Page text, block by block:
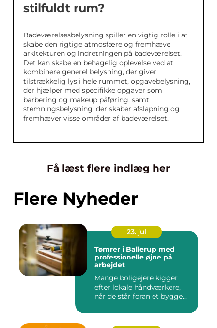
stilfuldt rum?
Badeværelsesbelysning spiller en vigtig rolle i at
skabe den rigtige atmosfære og fremhæve
arkitekturen og indretningen på badeværelset.
Det kan skabe en behagelig oplevelse ved at
kombinere generel belysning, der giver
tilstrækkelig lys i hele rummet, opgavebelysning,
der hjælper med specifikke opgaver som
barbering og makeup påføring, samt
stemningsbelysning, der skaber afslapning og
fremhæver visse områder af badeværelset.
Få læst flere indlæg her
Flere Nyheder
23. jul
Tømrer i Ballerup med
professionelle øjne på
arbejdet
Mange boligejere kigger
efter lokale håndværkere,
når de står foran et bygge...